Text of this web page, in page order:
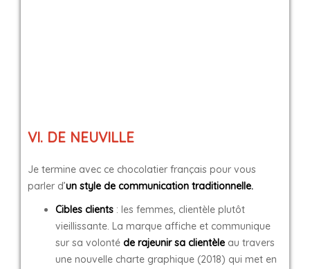
VI. DE NEUVILLE
Je termine avec ce chocolatier français pour vous
parler d’un style de communication traditionnelle.
Cibles clients : les femmes, clientèle plutôt
vieillissante. La marque affiche et communique
sur sa volonté de rajeunir sa clientèle au travers
une nouvelle charte graphique (2018) qui met en